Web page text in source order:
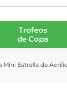
Trofeos
de Copa
Mini Estrella de